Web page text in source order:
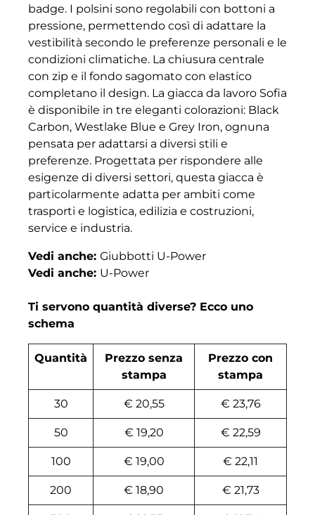
badge. I polsini sono regolabili con bottoni a
pressione, permettendo così di adattare la
vestibilità secondo le preferenze personali e le
condizioni climatiche. La chiusura centrale
con zip e il fondo sagomato con elastico
completano il design. La giacca da lavoro Sofia
è disponibile in tre eleganti colorazioni: Black
Carbon, Westlake Blue e Grey Iron, ognuna
pensata per adattarsi a diversi stili e
preferenze. Progettata per rispondere alle
esigenze di diversi settori, questa giacca è
particolarmente adatta per ambiti come
trasporti e logistica, edilizia e costruzioni,
service e industria.
Vedi anche: Giubbotti U-Power
Vedi anche: U-Power
Ti servono quantità diverse? Ecco uno
schema
Quantità
Prezzo senza
stampa
Prezzo con
stampa
30 € 20,55 € 23,76
50 € 19,20 € 22,59
100 € 19,00 € 22,11
200 € 18,90 € 21,73